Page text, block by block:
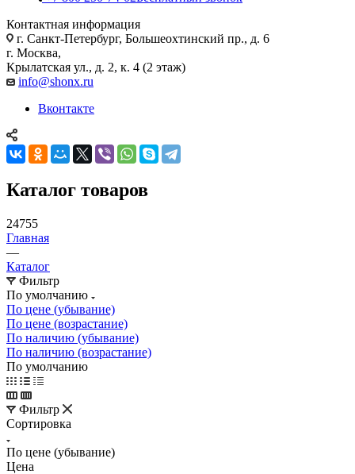
Контактная информация
г. Санкт-Петербург, Большеохтинский пр., д. 6
г. Москва,
Крылатская ул., д. 2, к. 4 (2 этаж)
info@shonx.ru
Вконтакте
Каталог товаров
24755
Главная
—
Каталог
Фильтр
По умолчанию
По цене (убывание)
По цене (возрастание)
По наличию (убывание)
По наличию (возрастание)
По умолчанию
Фильтр
Сортировка
По цене (убывание)
Цена